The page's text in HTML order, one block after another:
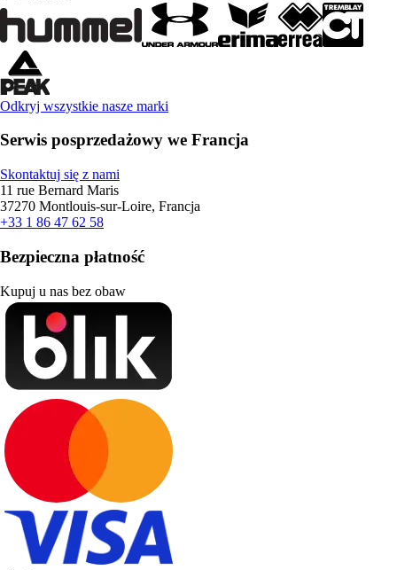
Odkryj wszystkie nasze marki
Serwis posprzedażowy we Francja
Skontaktuj się z nami
11 rue Bernard Maris
37270 Montlouis-sur-Loire, Francja
+33 1 86 47 62 58
Bezpieczna płatność
Kupuj u nas bez obaw